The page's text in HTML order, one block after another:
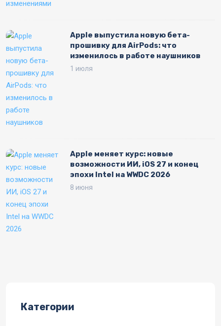
Apple выпустила новую бета-
прошивку для AirPods: что
изменилось в работе наушников
1 июля
Apple меняет курс: новые
возможности ИИ, iOS 27 и конец
эпохи Intel на WWDC 2026
8 июня
Категории